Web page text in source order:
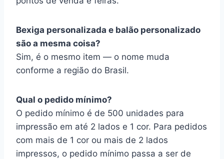
Bexiga personalizada e balão personalizado
são a mesma coisa?
Sim, é o mesmo item — o nome muda
conforme a região do Brasil.
Qual o pedido mínimo?
O pedido mínimo é de 500 unidades para
impressão em até 2 lados e 1 cor. Para pedidos
com mais de 1 cor ou mais de 2 lados
impressos, o pedido mínimo passa a ser de